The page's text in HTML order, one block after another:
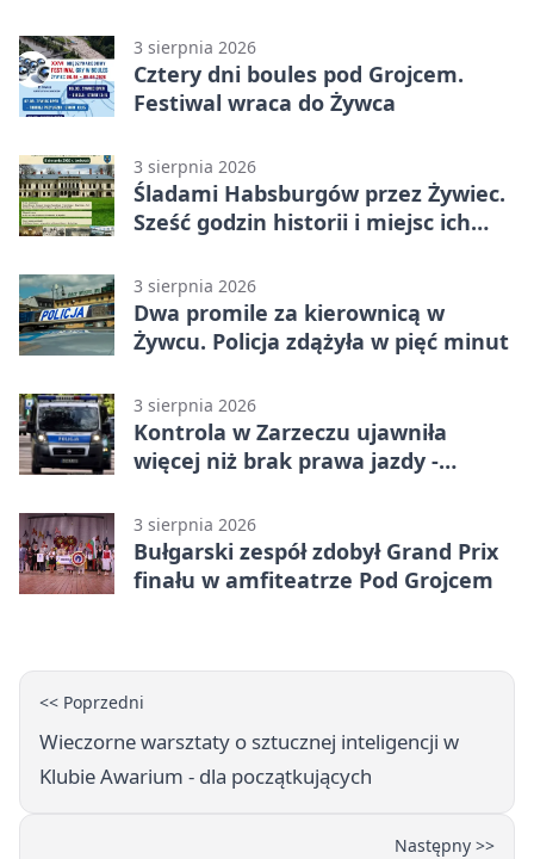
3 sierpnia 2026
Cztery dni boules pod Grojcem.
Festiwal wraca do Żywca
3 sierpnia 2026
Śladami Habsburgów przez Żywiec.
Sześć godzin historii i miejsc ich
3 sierpnia 2026
Dwa promile za kierownicą w
Żywcu. Policja zdążyła w pięć minut
3 sierpnia 2026
Kontrola w Zarzeczu ujawniła
więcej niż brak prawa jazdy -
3 sierpnia 2026
Bułgarski zespół zdobył Grand Prix
finału w amfiteatrze Pod Grojcem
<< Poprzedni
Wieczorne warsztaty o sztucznej inteligencji w
Klubie Awarium - dla początkujących
Następny >>